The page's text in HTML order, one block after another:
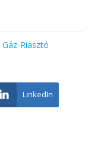
Gáz-Riasztó
LinkedIn